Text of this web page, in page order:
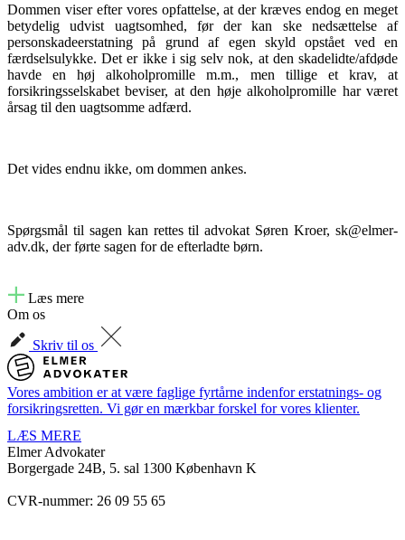
Dommen viser efter vores opfattelse, at der kræves endog en meget
betydelig udvist uagtsomhed, før der kan ske nedsættelse af
personskadeerstatning på grund af egen skyld opstået ved en
færdselsulykke. Det er ikke i sig selv nok, at den skadelidte/afdøde
havde en høj alkoholpromille m.m., men tillige et krav, at
forsikringsselskabet beviser, at den høje alkoholpromille har været
årsag til den uagtsomme adfærd.
Det vides endnu ikke, om dommen ankes.
Spørgsmål til sagen kan rettes til advokat Søren Kroer, sk@elmer-
adv.dk, der førte sagen for de efterladte børn.
Læs mere
Om os
Skriv til os
Vores ambition er at være faglige fyrtårne indenfor erstatnings- og
forsikringsretten. Vi gør en mærkbar forskel for vores klienter.
LÆS MERE
Elmer Advokater
Borgergade 24B, 5. sal 1300 København K
CVR-nummer: 26 09 55 65